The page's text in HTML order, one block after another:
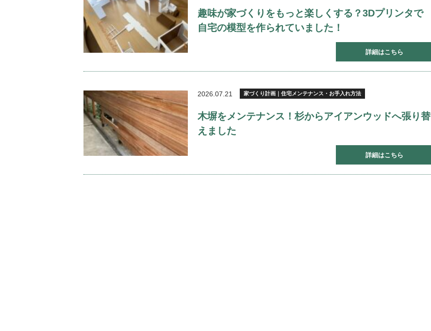
趣味が家づくりをもっと楽しくする？3Dプリンタで
自宅の模型を作られていました！
詳細はこちら
2026.07.21 家づくり計画｜住宅メンテナンス・お手入れ方法
木塀をメンテナンス！杉からアイアンウッドへ張り替
えました
詳細はこちら